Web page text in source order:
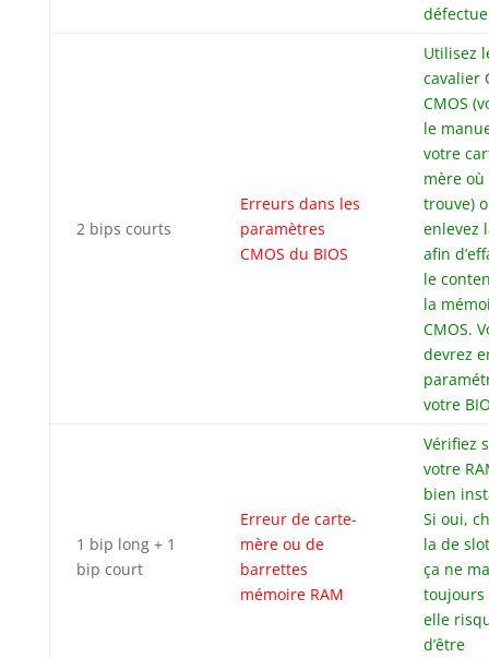
2 bips courts
Erreurs dans les
paramètres
CMOS du BIOS
Utilisez
cavalier
CMOS
le
votre
mère où
trouve)
enlevez
afin
le
la
CMOS.
devrez
votre
1 bip long + 1
bip court
Erreur de carte-
mère ou de
barrettes
mémoire RAM
Vérifiez
votre
bien
Si oui,
la de
ça ne
toujours
elle
d’être